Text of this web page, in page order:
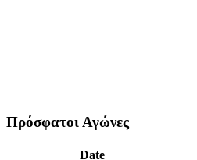
Πρόσφατοι Αγώνες
Date